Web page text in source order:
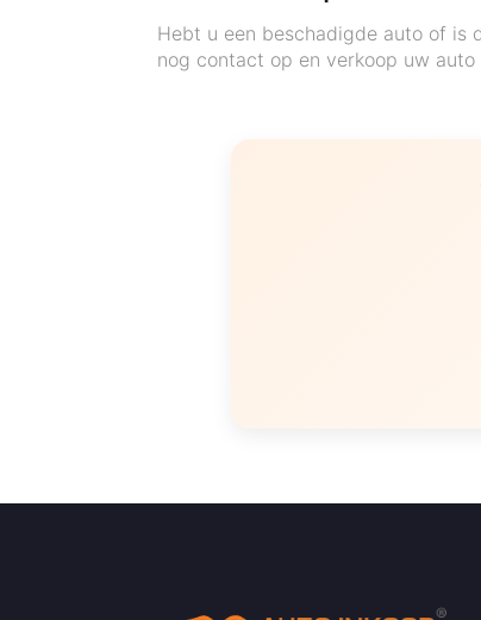
Hebt u een beschadigde auto of is
nog contact op en verkoop uw auto